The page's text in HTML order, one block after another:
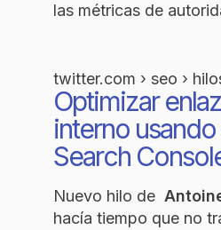
las métricas de
twitter.com › seo ›
Optimizar
interno
Search
Nuevo hilo de
hacía tiempo que no